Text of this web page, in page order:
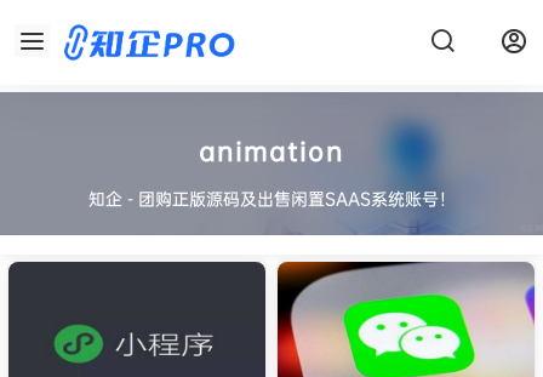
animation
知企 - 团购正版源码及出售闲置SAAS系统账号！